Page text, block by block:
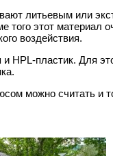
литьевым или
того этот
воздействия.
и HPL-пластик. Для
можно считать и